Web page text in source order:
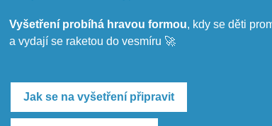
Vyšetření probíhá hravou formou, kdy se děti
a vydají se raketou do vesmíru 🚀
Jak se na vyšetření připravit